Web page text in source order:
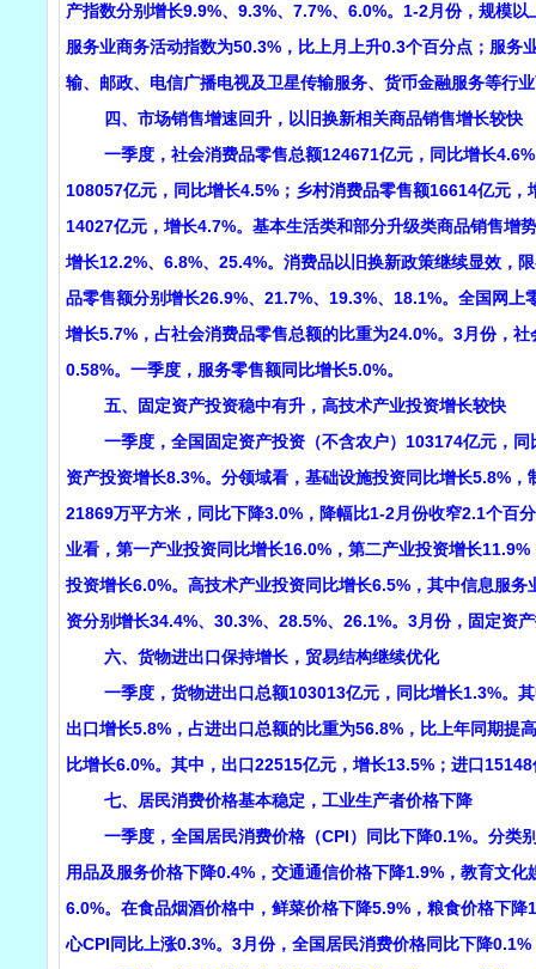
产指数分别增长9.9%、9.3%、7.7%、6.0%。1-2月份，规模
服务业商务活动指数为50.3%，比上月上升0.3个百分点；服
输、邮政、电信广播电视及卫星传输服务、货币金融服务等行
四、市场销售增速回升，以旧换新相关商品销售增长较快
一季度，社会消费品零售总额124671亿元，同比增长4.6%
108057亿元，同比增长4.5%；乡村消费品零售额16614亿元
14027亿元，增长4.7%。基本生活类和部分升级类商品销售增
增长12.2%、6.8%、25.4%。消费品以旧换新政策继续显效，
品零售额分别增长26.9%、21.7%、19.3%、18.1%。全国网
增长5.7%，占社会消费品零售总额的比重为24.0%。3月份，
0.58%。一季度，服务零售额同比增长5.0%。
五、固定资产投资稳中有升，高技术产业投资增长较快
一季度，全国固定资产投资（不含农户）103174亿元，同
资产投资增长8.3%。分领域看，基础设施投资同比增长5.8%
21869万平方米，同比下降3.0%，降幅比1-2月份收窄2.1个百
业看，第一产业投资同比增长16.0%，第二产业投资增长
投资增长6.0%。高技术产业投资同比增长6.5%，其中信息服
资分别增长34.4%、30.3%、28.5%、26.1%。3月份，固定资
六、货物进出口保持增长，贸易结构继续优化
一季度，货物进出口总额103013亿元，同比增长1.3%。其
出口增长5.8%，占进出口总额的比重为56.8%，比上年同期提
比增长6.0%。其中，出口22515亿元，增长13.5%；进口
七、居民消费价格基本稳定，工业生产者价格下降
一季度，全国居民消费价格（CPI）同比下降0.1%。分类
用品及服务价格下降0.4%，交通通信价格下降1.9%，教育文
6.0%。在食品烟酒价格中，鲜菜价格下降5.9%，粮食价格下
心CPI同比上涨0.3%。3月份，全国居民消费价格同比下降